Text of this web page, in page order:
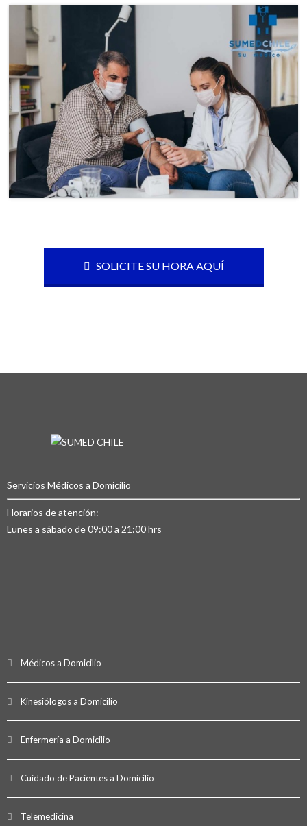
SOLICITE SU HORA AQUÍ
Servicios Médicos a Domicilio
Horarios de atención:
Lunes a sábado de 09:00 a 21:00 hrs
Médicos a Domicilio
Kinesiólogos a Domicilio
Enfermería a Domicilio
Cuidado de Pacientes a Domicilio
Telemedicina